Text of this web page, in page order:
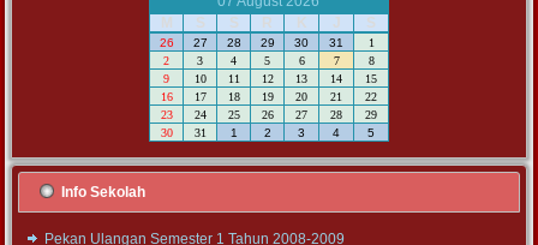
M
S S R K J S
26 27 28 29 30 31
1
2
3 4 5 6 7
8
9
10 11 12 13 14
15
16
17 18 19 20 21
22
23
24 25 26 27 28
29
30
31 1 2 3 4 5
Info Sekolah
Pekan Ulangan Semester 1 Tahun 2008-2009